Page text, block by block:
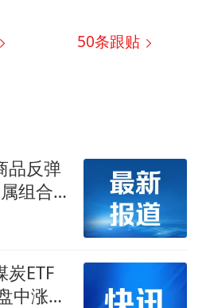
50条跟贴
品反弹
组合
ETF
中涨近